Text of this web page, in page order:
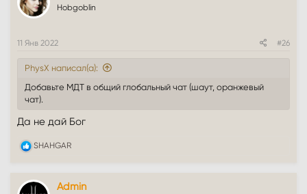
и
и
Hobgoblin
11 Янв 2022 #26
PhysX написал(а):
Добавьте МДТ в общий глобальный чат (шаут, оранжевый
чат).
Да не дай Бог
Р
к
ц
SHAHGAR
Admin